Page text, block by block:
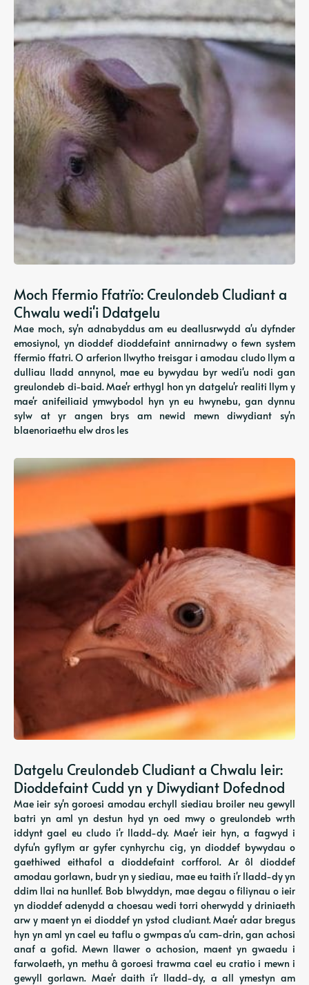
Moch Ffermio Ffatrïo: Creulondeb Cludiant a
Chwalu wedi'i Ddatgelu
Mae moch, sy'n adnabyddus am eu deallusrwydd a'u dyfnder
emosiynol, yn dioddef dioddefaint annirnadwy o fewn system
ffermio ffatri. O arferion llwytho treisgar i amodau cludo llym a
dulliau lladd annynol, mae eu bywydau byr wedi'u nodi gan
greulondeb di-baid. Mae'r erthygl hon yn datgelu'r realiti llym y
mae'r anifeiliaid ymwybodol hyn yn eu hwynebu, gan dynnu
sylw at yr angen brys am newid mewn diwydiant sy'n
blaenoriaethu elw dros les
Datgelu Creulondeb Cludiant a Chwalu Ieir:
Dioddefaint Cudd yn y Diwydiant Dofednod
Mae ieir sy'n goroesi amodau erchyll siediau broiler neu gewyll
batri yn aml yn destun hyd yn oed mwy o greulondeb wrth
iddynt gael eu cludo i'r lladd-dy. Mae'r ieir hyn, a fagwyd i
dyfu'n gyflym ar gyfer cynhyrchu cig, yn dioddef bywydau o
gaethiwed eithafol a dioddefaint corfforol. Ar ôl dioddef
amodau gorlawn, budr yn y siediau, mae eu taith i'r lladd-dy yn
ddim llai na hunllef. Bob blwyddyn, mae degau o filiynau o ieir
yn dioddef adenydd a choesau wedi torri oherwydd y driniaeth
arw y maent yn ei dioddef yn ystod cludiant. Mae'r adar bregus
hyn yn aml yn cael eu taflu o gwmpas a'u cam-drin, gan achosi
anaf a gofid. Mewn llawer o achosion, maent yn gwaedu i
farwolaeth, yn methu â goroesi trawma cael eu cratio i mewn i
gewyll gorlawn. Mae'r daith i'r lladd-dy, a all ymestyn am